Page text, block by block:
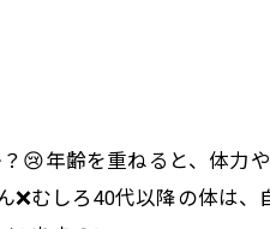
😢年齢を重ねると、体力
❌むしろ40代以降の体は、